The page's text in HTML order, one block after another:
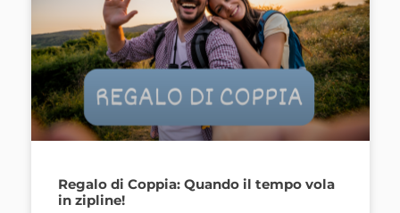
Regalo di Coppia: Quando il tempo vola
in zipline!